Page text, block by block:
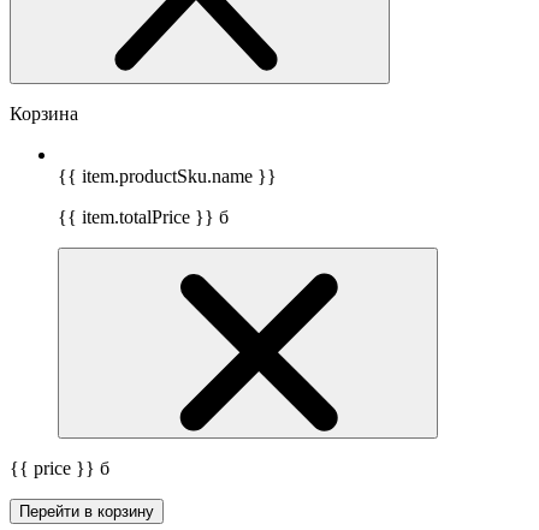
Корзина
{{ item.productSku.name }}
{{ item.totalPrice }} б
{{ price }} б
Перейти в корзину